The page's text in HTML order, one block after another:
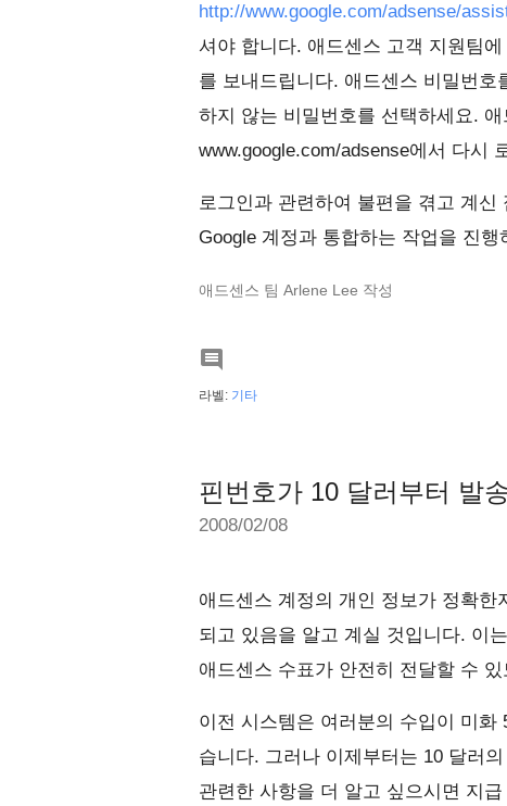
http://www.google.com/adsense/
셔야 합니다. 애드센스 고객 지원팀
를 보내드립니다. 애드센스 비밀번
하지 않는 비밀번호를 선택하세요.
www.google.com/adsense에서 다시
로그인과 관련하여 불편을 겪고 계
Google 계정과 통합하는 작업을 진
애드센스 팀 Arlene Lee 작성

라벨: 기타
핀번호가 10 달러부터 발
2008/02/08
애드센스 계정의 개인 정보가 정확한
되고 있음을 알고 계실 것입니다. 이
애드센스 수표가 안전히 전달할 수
이전 시스템은 여러분의 수입이 미
습니다. 그러나 이제부터는 10 달러
관련한 사항을 더 알고 싶으시면 지